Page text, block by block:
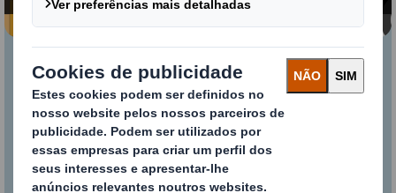
DISCS™ – Testes de
Packaging para e-
commerce no mundo